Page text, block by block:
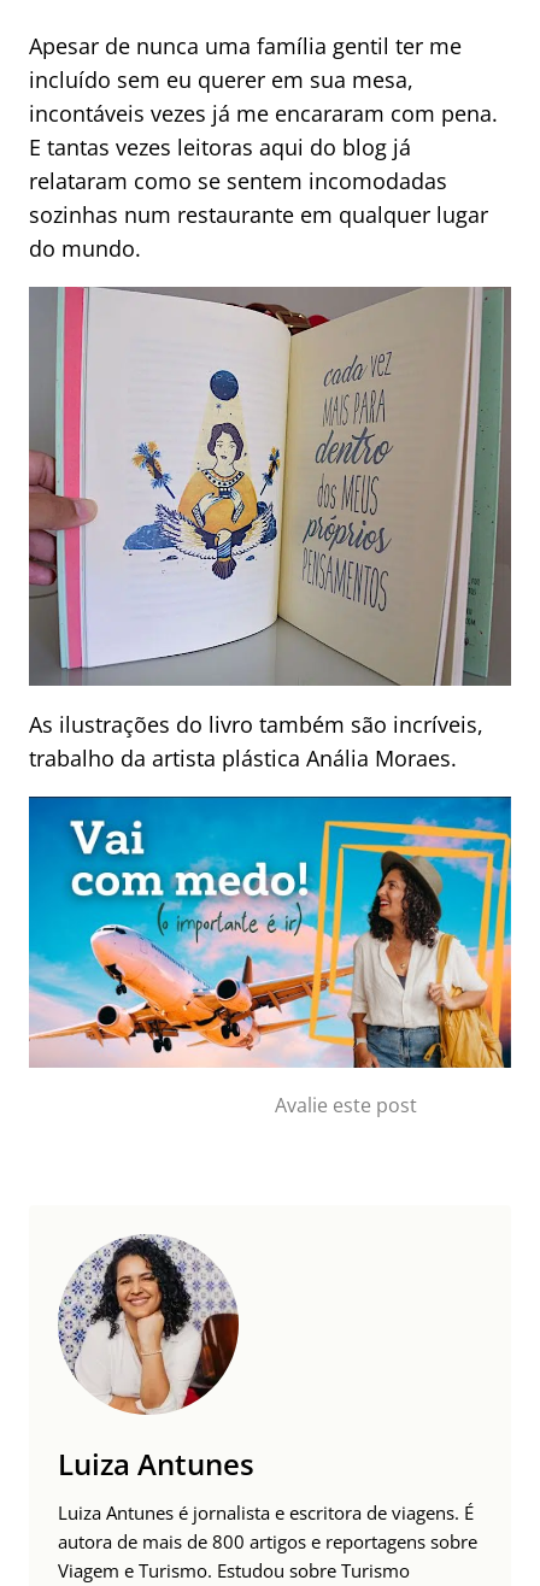
Apesar de nunca uma família gentil ter me
incluído sem eu querer em sua mesa,
incontáveis vezes já me encararam com pena.
E tantas vezes leitoras aqui do blog já
relataram como se sentem incomodadas
sozinhas num restaurante em qualquer lugar
do mundo.
As ilustrações do livro também são incríveis,
trabalho da artista plástica Anália Moraes.
Avalie este post
Luiza Antunes
Luiza Antunes é jornalista e escritora de viagens. É
autora de mais de 800 artigos e reportagens sobre
Viagem e Turismo. Estudou sobre Turismo